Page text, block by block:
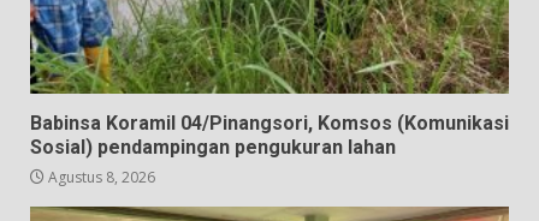
Babinsa Koramil 04/Pinangsori, Komsos (Komunikasi
Sosial) pendampingan pengukuran lahan
Agustus 8, 2026